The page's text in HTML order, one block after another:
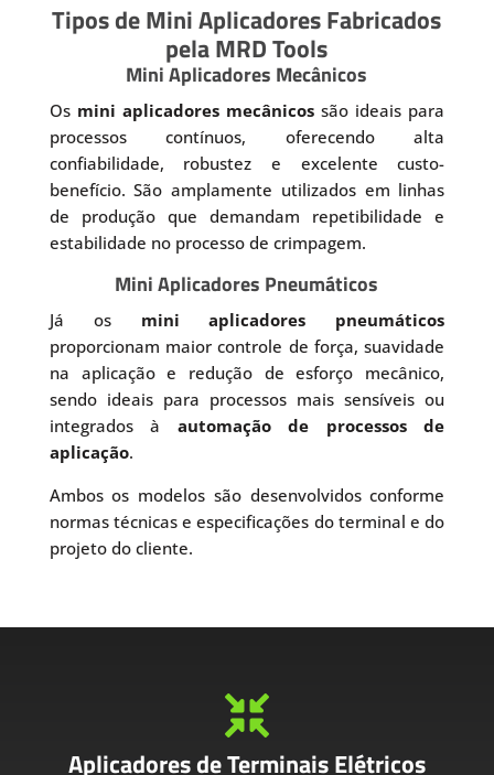
Tipos de Mini Aplicadores Fabricados
pela MRD Tools
Mini Aplicadores Mecânicos
Os mini aplicadores mecânicos são ideais para
processos contínuos, oferecendo alta
confiabilidade, robustez e excelente custo-
benefício. São amplamente utilizados em linhas
de produção que demandam repetibilidade e
estabilidade no processo de crimpagem.
Mini Aplicadores Pneumáticos
Já os mini aplicadores pneumáticos
proporcionam maior controle de força, suavidade
na aplicação e redução de esforço mecânico,
sendo ideais para processos mais sensíveis ou
integrados à automação de processos de
aplicação.
Ambos os modelos são desenvolvidos conforme
normas técnicas e especificações do terminal e do
projeto do cliente.

Aplicadores de Terminais Elétricos